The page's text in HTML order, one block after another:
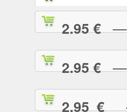
2.95 €—
2.95 €—
2.95 €—